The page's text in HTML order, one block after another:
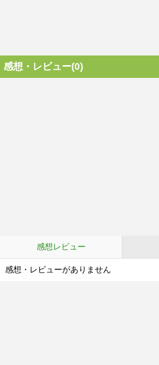
感想・レビュー(0)
感想レビュー
感想・レビューがありません